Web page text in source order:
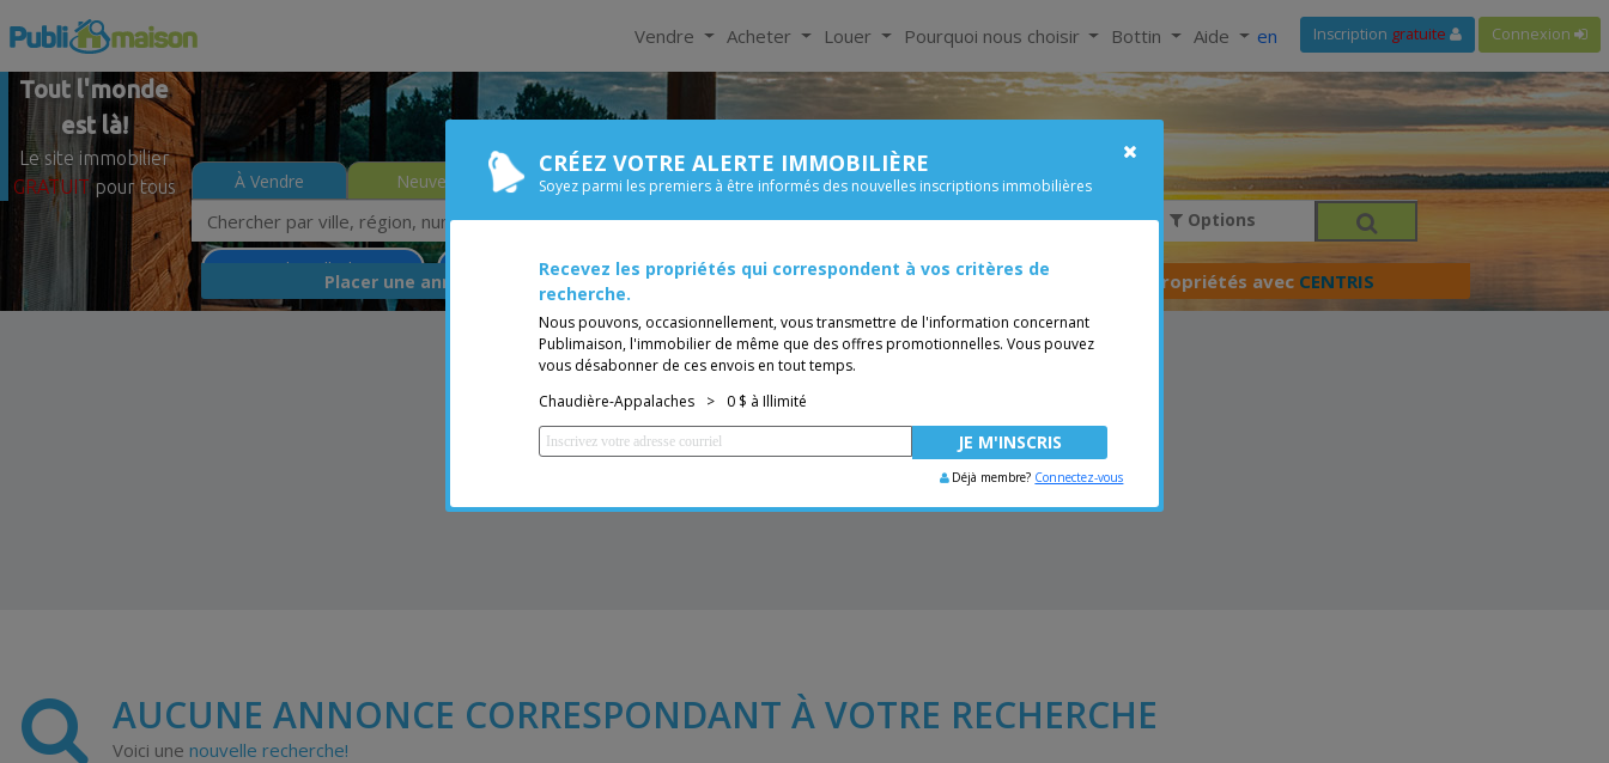
Tout l'monde
est là!
Le site immobilier
GRATUIT pour tous
Vendre Acheter Louer Pourquoi nous choisir Bottin Aide en Inscription gratuite Connexion
À Vendre Neuves
À Louer
Chambre
Prix Options
Saint-Luc-de-Bellechasse Chaudière-Appalaches Moins de 0$ Bungalow
Placer une annonce GRATUITE Vous êtes courtier, transférer vos propriétés avec CENTRIS
AUCUNE ANNONCE CORRESPONDANT À VOTRE RECHERCHE
Voici une nouvelle recherche!
CRÉEZ VOTRE ALERTE IMMOBILIÈRE
Soyez parmi les premiers à être informés des nouvelles inscriptions immobilières
Recevez les propriétés qui correspondent à vos critères de
recherche.
Nous pouvons, occasionnellement, vous transmettre de l'information concernant
Publimaison, l'immobilier de même que des offres promotionnelles. Vous pouvez
vous désabonner de ces envois en tout temps.
Chaudière-Appalaches
> 0 $ à Illimité
Déjà membre? Connectez-vous